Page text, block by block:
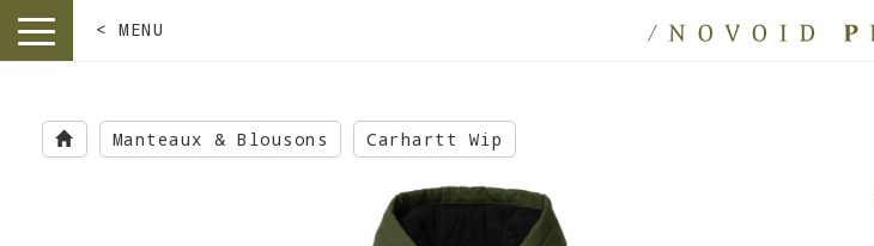
main
toggle
< MENU
Manteaux & Blousons Carhartt Wip